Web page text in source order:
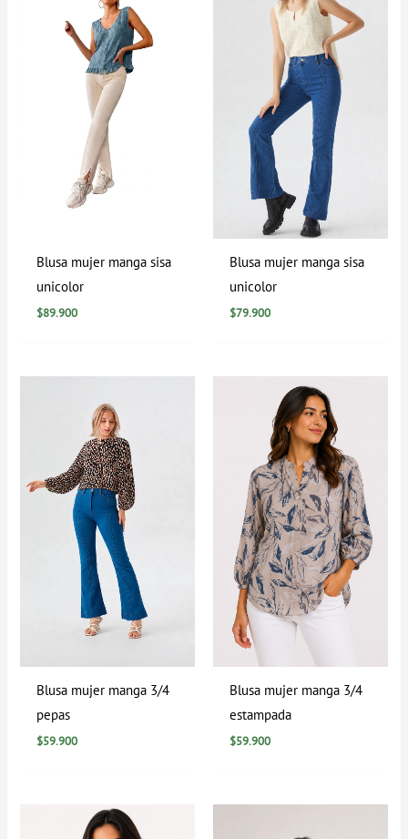
Blusa mujer manga sisa
unicolor
$89.900
Blusa mujer manga sisa
unicolor
$79.900
Blusa mujer manga 3/4
pepas
$59.900
Blusa mujer manga 3/4
estampada
$59.900